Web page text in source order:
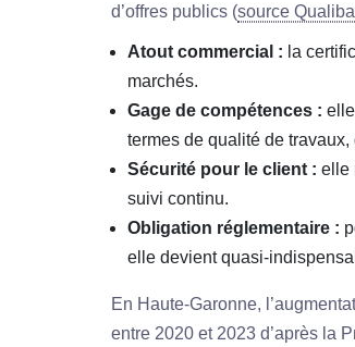
d’offres publics (source
Atout commercial : la
marchés.
Gage de compétences :
termes de qualité de
Sécurité pour le client : elle
suivi continu.
Obligation réglementaire :
elle devient quasi-
En Haute-Garonne,
entre 2020 et 2023 d’après la